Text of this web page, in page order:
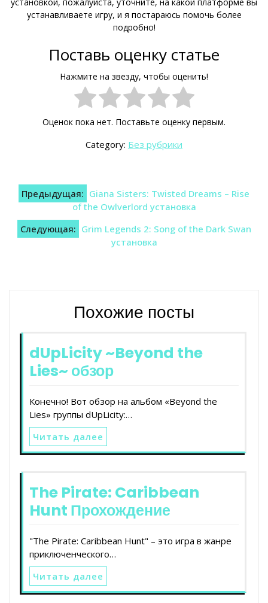
устанавливаете игру, и я постараюсь помочь более
подробно!
Поставь оценку статье
Нажмите на звезду, чтобы оценить!
Оценок пока нет. Поставьте оценку первым.
Category: Без рубрики
Навигация
по
записям
Предыдущая: Giana Sisters: Twisted Dreams – Rise
of the Owlverlord установка
Следующая: Grim Legends 2: Song of the Dark Swan
установка
Похожие посты
dUpLicity ~Beyond the
Lies~ обзор
Конечно! Вот обзор на альбом «Beyond the
Lies» группы dUpLicity:…
Читать далее
The Pirate: Caribbean
Hunt Прохождение
"The Pirate: Caribbean Hunt" – это игра в жанре
приключенческого…
Читать далее